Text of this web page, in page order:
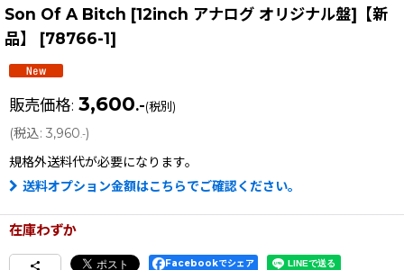
Son Of A Bitch [12inch アナログ オリジナル盤]【新
品】
[78766-1]
販売価格: 3,600.-(税別)
(税込: 3,960.-)
規格外送料代が必要になります。
送料オプション金額はこちらでご確認ください。
在庫わずか
Facebookでシェア